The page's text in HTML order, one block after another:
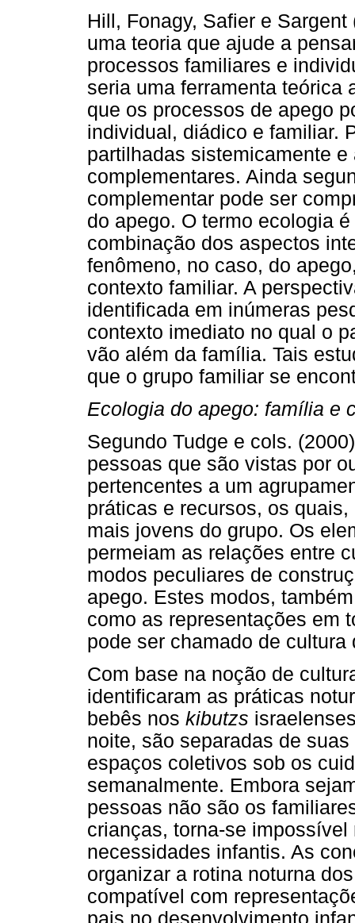
Hill, Fonagy, Safier e
uma teoria que ajude a
processos familiares e
seria uma ferramenta teórica
que os processos de apego
individual, diádico e familiar.
partilhadas sistemicamente
complementares. Ainda
complementar pode ser
do apego. O termo ecologia
combinação dos aspectos
fenômeno, no caso, do
contexto familiar. A
identificada em inúmeras
contexto imediato no qual o
vão além da família. Tais
que o grupo familiar se
Ecologia do apego: família e
Segundo Tudge e cols.
pessoas que são vistas por
pertencentes a um
práticas e recursos, os
mais jovens do grupo. Os
permeiam as relações entre
modos peculiares de
apego. Estes modos,
como as representações em
pode ser chamado de cultura
Com base na noção de
identificaram as práticas
bebês nos kibutzs
noite, são separadas de
espaços coletivos sob os
semanalmente. Embora
pessoas não são os
crianças, torna-se
necessidades infantis. As
organizar a rotina noturna
compatível com